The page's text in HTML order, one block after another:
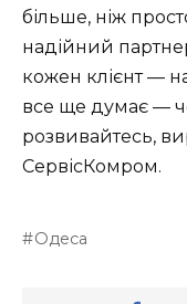
більше, ніж
надійний
кожен клієнт —
все ще думає —
розвивайтесь,
СервісКомром.
Одеса